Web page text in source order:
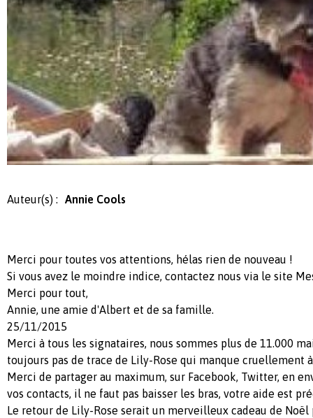
Auteur(s) : Annie Cools
Merci pour toutes vos attentions, hélas rien de nouveau !
Si vous avez le moindre indice, contactez nous via le site
Merci pour tout,
Annie, une amie d'Albert et de sa famille.
25/11/2015
Merci à tous les signataires, nous sommes plus de 11.000
toujours pas de trace de Lily-Rose qui manque cruellement
Merci de partager au maximum, sur Facebook, Twitter, en
vos contacts, il ne faut pas baisser les bras, votre aide est
Le retour de Lily-Rose serait un merveilleux cadeau de